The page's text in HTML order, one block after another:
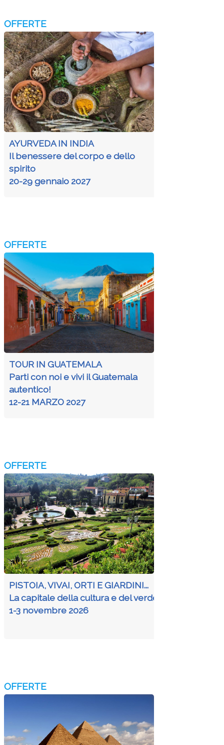
OFFERTE
AYURVEDA IN INDIA
Il benessere del corpo e dello
spirito
20-29 gennaio 2027
OFFERTE
TOUR IN GUATEMALA
Parti con noi e vivi il Guatemala
autentico!
12-21 MARZO 2027
OFFERTE
PISTOIA, VIVAI, ORTI E GIARDINI...
La capitale della cultura e del verde
1-3 novembre 2026
OFFERTE